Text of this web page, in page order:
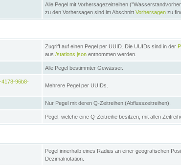
Alle Pegel mit Vorhersagezeitreihen
zu den Vorhersagen sind im Abschnitt Vorhersagen zu
Zugriff auf einen Pegel per UUID. Die UUIDs sind in der
aus /stations.json entnommen werden.
Alle Pegel bestimmter Gewässer.
4178-96b8-
Mehrere Pegel per UUIDs.
Nur Pegel mit deren Q-Zeitreihen (Abflusszeitreihen).
Pegel, welche eine Q-Zeitreihe besitzen, mit allen
Pegel innerhalb eines Radius an einer geografischen
Dezimalnotation.